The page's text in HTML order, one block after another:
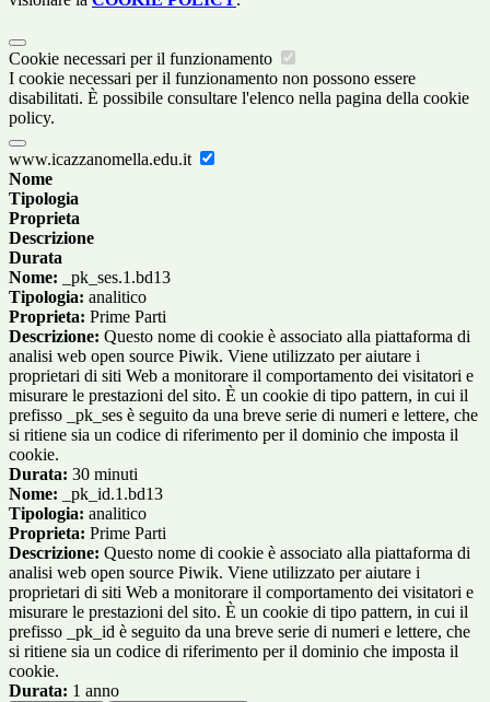
Cookie necessari per il funzionamento
I cookie necessari per il funzionamento non possono essere
disabilitati. È possibile consultare l'elenco nella pagina della cookie
policy.
www.icazzanomella.edu.it
Nome
Tipologia
Proprieta
Descrizione
Durata
Nome: _pk_ses.1.bd13
Tipologia: analitico
Proprieta: Prime Parti
Descrizione: Questo nome di cookie è associato alla piattaforma di
analisi web open source Piwik. Viene utilizzato per aiutare i
proprietari di siti Web a monitorare il comportamento dei visitatori e
misurare le prestazioni del sito. È un cookie di tipo pattern, in cui il
prefisso _pk_ses è seguito da una breve serie di numeri e lettere, che
si ritiene sia un codice di riferimento per il dominio che imposta il
cookie.
Durata: 30 minuti
Nome: _pk_id.1.bd13
Tipologia: analitico
Proprieta: Prime Parti
Descrizione: Questo nome di cookie è associato alla piattaforma di
analisi web open source Piwik. Viene utilizzato per aiutare i
proprietari di siti Web a monitorare il comportamento dei visitatori e
misurare le prestazioni del sito. È un cookie di tipo pattern, in cui il
prefisso _pk_id è seguito da una breve serie di numeri e lettere, che
si ritiene sia un codice di riferimento per il dominio che imposta il
cookie.
Durata: 1 anno